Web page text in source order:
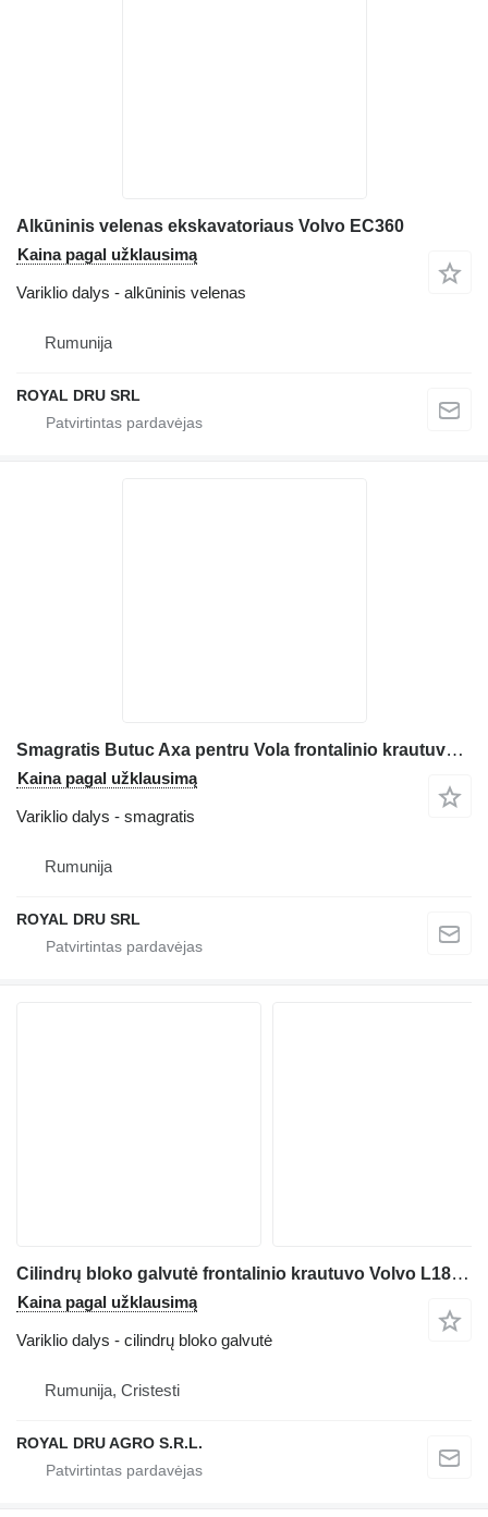
Alkūninis velenas ekskavatoriaus Volvo EC360
Kaina pagal užklausimą
Variklio dalys - alkūninis velenas
Rumunija
ROYAL DRU SRL
Smagratis Butuc Axa pentru Vola frontalinio krautuvo Volvo L90 L110 L120 L150 L180 L220
Kaina pagal užklausimą
Variklio dalys - smagratis
Rumunija
ROYAL DRU SRL
Cilindrų bloko galvutė frontalinio krautuvo Volvo L180H
Kaina pagal užklausimą
Variklio dalys - cilindrų bloko galvutė
Rumunija, Cristesti
ROYAL DRU AGRO S.R.L.